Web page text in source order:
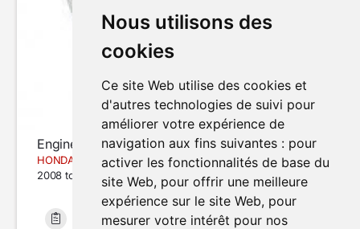
Nous utilisons des
cookies
Ce site Web utilise des cookies et
d'autres technologies de suivi pour
améliorer votre expérience de
navigation aux fins suivantes : pour
activer les fonctionnalités de base du
site Web, pour offrir une meilleure
expérience sur le site Web, pour
mesurer votre intérêt pour nos
Engine
HONDA SHADOW VT750C
2008 to 2010
Bon état 21 400 km